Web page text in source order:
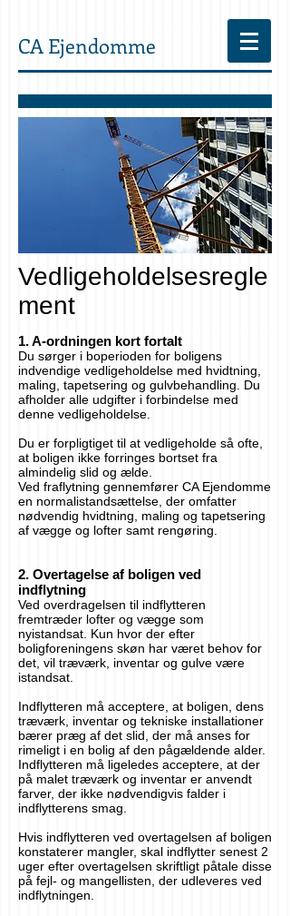
CA Ejendomme
Vedligeholdelsesregle
ment
1. A-ordningen kort fortalt
Du sørger i boperioden for boligens
indvendige vedligeholdelse med hvidtning,
maling, tapetsering og gulvbehandling. Du
afholder alle udgifter i forbindelse med
denne vedligeholdelse.
Du er forpligtiget til at vedligeholde så ofte,
at boligen ikke forringes bortset fra
almindelig slid og ælde.
Ved fraflytning gennemfører CA Ejendomme
en normalistandsættelse, der omfatter
nødvendig hvidtning, maling og tapetsering
af vægge og lofter samt rengøring.
2. Overtagelse af boligen ved
indflytning
Ved overdragelsen til indflytteren
fremtræder lofter og vægge som
nyistandsat. Kun hvor der efter
boligforeningens skøn har været behov for
det, vil træværk, inventar og gulve være
istandsat.
Indflytteren må acceptere, at boligen, dens
træværk, inventar og tekniske installationer
bærer præg af det slid, der må anses for
rimeligt i en bolig af den pågældende alder.
Indflytteren må ligeledes acceptere, at der
på malet træværk og inventar er anvendt
farver, der ikke nødvendigvis falder i
indflytterens smag.
Hvis indflytteren ved overtagelsen af boligen
konstaterer mangler, skal indflytter senest 2
uger efter overtagelsen skriftligt påtale disse
på fejl- og mangellisten, der udleveres ved
indflytningen.